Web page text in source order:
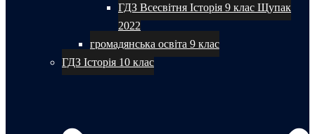
ГДЗ Всесвітня Історія 9 клас Щупак
2022
громадянська освіта 9 клас
ГДЗ Історія 10 клас